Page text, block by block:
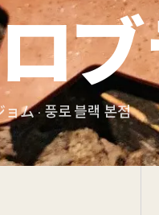
ム · 풍로 블랙 본점